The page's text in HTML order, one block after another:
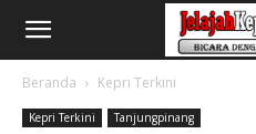
Beranda Kepri Terkini
Kepri Terkini Tanjungpinang